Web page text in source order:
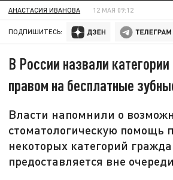
АНАСТАСИЯ ИВАНОВА 12 МАЯ 09:12
ПОДПИШИТЕСЬ:
В России назвали
правом на бесплатные
Власти напомнили о
стоматологическую помощь
некоторых категорий
предоставляется вне